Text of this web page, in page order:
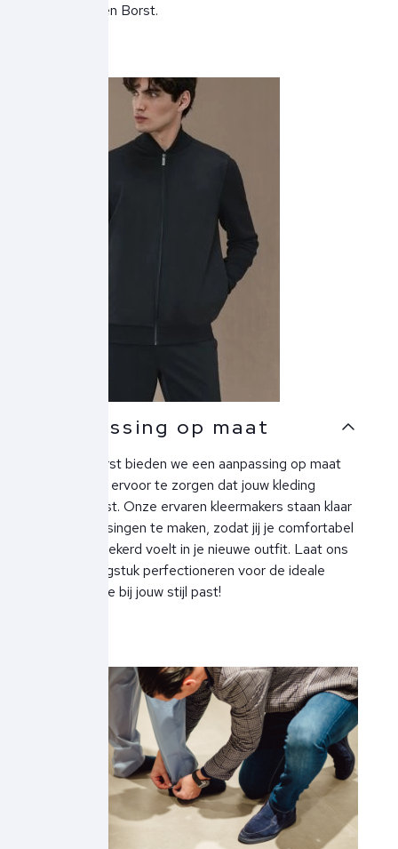
meer bij Ben Borst.
Aanpassing op maat
Bij Ben Borst bieden we een aanpassing op maat
service om ervoor te zorgen dat jouw kleding
perfect past. Onze ervaren kleermakers staan klaar
om aanpassingen te maken, zodat jij je comfortabel
en zelfverzekerd voelt in je nieuwe outfit. Laat ons
jouw kledingstuk perfectioneren voor de ideale
pasvorm die bij jouw stijl past!